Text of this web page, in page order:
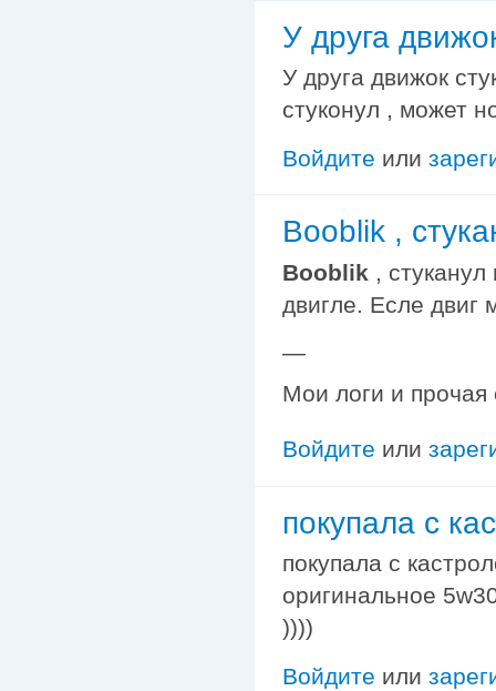
У друга
У друга движок
стуконул , может
Войдите или
Booblik ,
Booblik ,
двигле. Есле двиг
—
Мои логи и
Войдите или
покупала с
покупала с
оригинальное
))))
Войдите или